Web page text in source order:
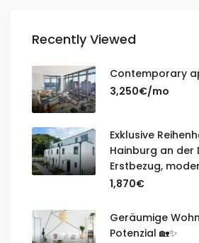
Recently Viewed
Contemporary
3,250€/mo
Exklusive
Hainburg an der
Erstbezug,
1,870€
Geräumige
Potenzial 🏡✨